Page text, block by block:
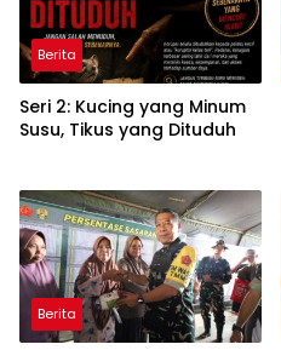
Berita
Seri 2: Kucing yang Minum
Susu, Tikus yang Dituduh
Berita